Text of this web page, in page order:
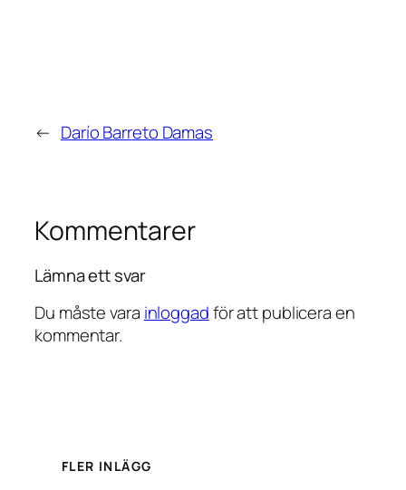
← Darío Barreto Damas
Kommentarer
Lämna ett svar
Du måste vara inloggadför att publicera en
kommentar.
FLER INLÄGG